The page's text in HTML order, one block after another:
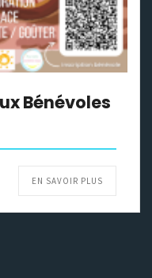
Bénévoles
EN SAVOIR PLUS